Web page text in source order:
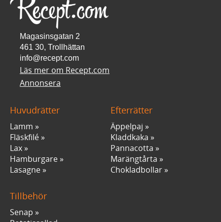
Magasinsgatan 2
461 30, Trollhättan
info@recept.com
Läs mer om Recept.com
Annonsera
Huvudrätter
Lamm
Fläskfilé
Lax
Hamburgare
Lasagne
Efterrätter
Äppelpaj
Kladdkaka
Pannacotta
Marängtårta
Chokladbollar
Tillbehör
Senap